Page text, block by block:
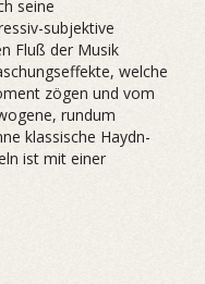
seine
subjektive
Fluß der Musik
welche
zögen und vom
rundum
klassische Haydn-
ist mit einer